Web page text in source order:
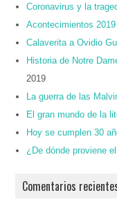
Coronavirus y la
Acontecimientos 2019
Calaverita a Ovidio
Historia de Notre
2019
La guerra de las
El gran mundo de la
Hoy se cumplen 30
¿De dónde proviene
Comentarios